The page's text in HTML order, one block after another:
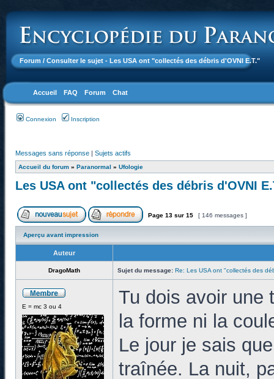
Forum / Consulter le sujet - Les USA ont "collectés des débris d'OVNI E.T."
Accueil FAQ Forum Chat
Connexion Inscription
Messages sans réponse | Sujets actifs
Accueil du forum » Paranormal » Ufologie
Les USA ont "collectés des débris d'OVNI
Page 13 sur 15 [ 146 messages ]
Aperçu avant impression
Auteur
DragoMath Sujet du message: Re: Les USA ont "collectés des
E = mc 3 ou 4
Tu dois avoir une
la forme ni la
Le jour je sais
traînée. La nuit,